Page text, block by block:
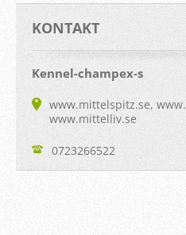
KONTAKT
Kennel-champex-s
www.mittelspitz.se,
www.mittelliv.se
0723266522